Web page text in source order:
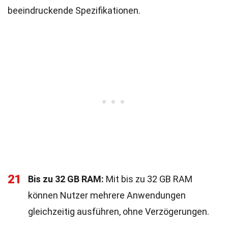
beeindruckende Spezifikationen.
21 Bis zu 32 GB RAM: Mit bis zu 32 GB RAM
können Nutzer mehrere Anwendungen
gleichzeitig ausführen, ohne Verzögerungen.